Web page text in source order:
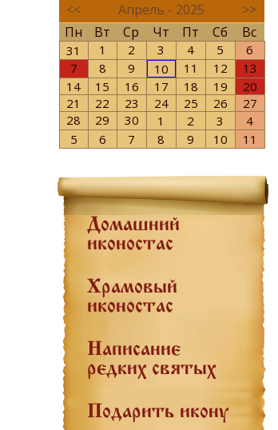
<< Апрель - 2025
>>
Пн
Вт Ср Чт Пт Сб Вс
31 1 2 3 4 5
6
7
8 9 10 11 12
13
14
15 16 17 18 19
20
21
22 23 24 25 26
27
28
29 30 1 2 3
4
5
6 7 8 9 10 11
Домашний
иконостас
Храмовый
иконостас
Написание
редких святых
Подарить икону